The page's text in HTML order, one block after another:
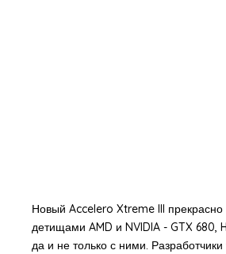
Новый Accelero Xtreme III прекрасно
детищами AMD и NVIDIA - GTX 680,
да и не только с ними.